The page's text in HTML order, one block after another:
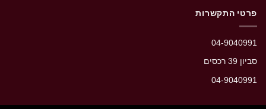
פרטי התקשרות
04-9040991
סביון 39 רכסים‭
04-9040991